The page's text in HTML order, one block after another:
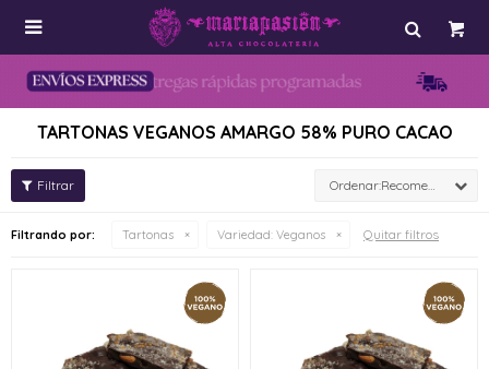

TARTONAS VEGANOS AMARGO 58% PURO CACAO
Recomendados
Filtrando por: Tartonas Variedad: Veganos Quitar filtros